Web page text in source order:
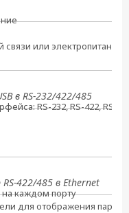
или электропитания
в RS-232/422/485
RS-232, RS-422, RS-
422/485 в Ethernet
на каждом порту
для отображения